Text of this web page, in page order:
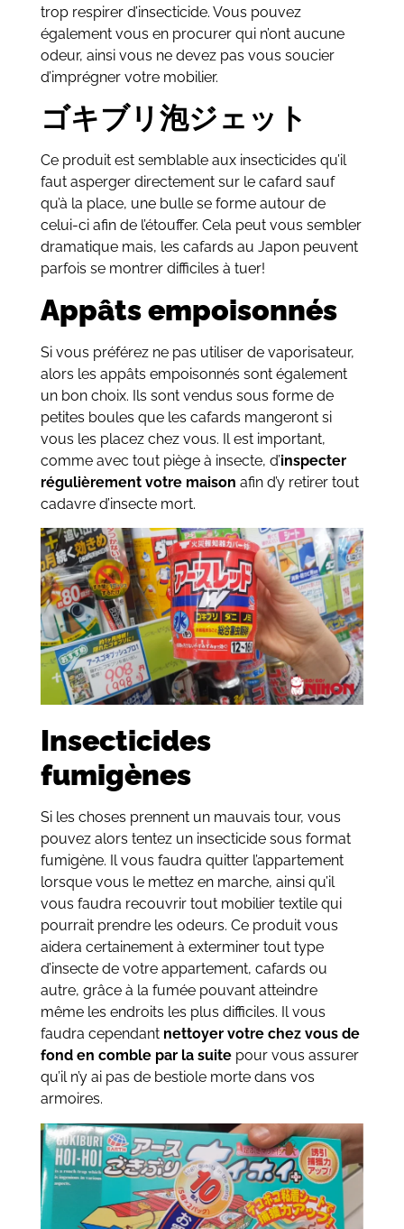
trop respirer d’insecticide. Vous pouvez
également vous en procurer qui n’ont aucune
odeur, ainsi vous ne devez pas vous soucier
d’imprégner votre mobilier.
ゴキブリ泡ジェット
Ce produit est semblable aux insecticides qu’il
faut asperger directement sur le cafard sauf
qu’à la place, une bulle se forme autour de
celui-ci afin de l’étouffer. Cela peut vous sembler
dramatique mais, les cafards au Japon peuvent
parfois se montrer difficiles à tuer!
Appâts empoisonnés
Si vous préférez ne pas utiliser de vaporisateur,
alors les appâts empoisonnés sont également
un bon choix. Ils sont vendus sous forme de
petites boules que les cafards mangeront si
vous les placez chez vous. Il est important,
comme avec tout piège à insecte, d’inspecter
régulièrement votre maison afin d’y retirer tout
cadavre d’insecte mort.
Insecticides
fumigènes
Si les choses prennent un mauvais tour, vous
pouvez alors tentez un insecticide sous format
fumigène. Il vous faudra quitter l’appartement
lorsque vous le mettez en marche, ainsi qu’il
vous faudra recouvrir tout mobilier textile qui
pourrait prendre les odeurs. Ce produit vous
aidera certainement à exterminer tout type
d’insecte de votre appartement, cafards ou
autre, grâce à la fumée pouvant atteindre
même les endroits les plus difficiles. Il vous
faudra cependant nettoyer votre chez vous de
fond en comble par la suitepour vous assurer
qu’il n’y ai pas de bestiole morte dans vos
armoires.